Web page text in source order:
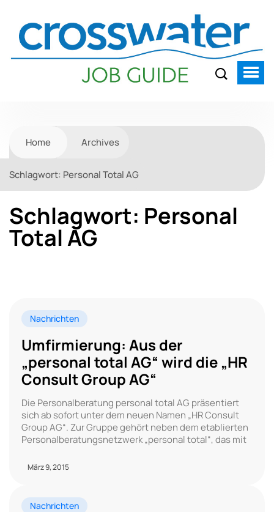
Home Archives
Schlagwort: Personal Total AG
Schlagwort: Personal
Total AG
Nachrichten
Umfirmierung: Aus der
„personal total AG“ wird die „HR
Consult Group AG“
Die Personalberatung personal total AG präsentiert
sich ab sofort unter dem neuen Namen „HR Consult
Group AG“. Zur Gruppe gehört neben dem etablierten
Personalberatungsnetzwerk „personal total“, das mit
März 9, 2015
Nachrichten